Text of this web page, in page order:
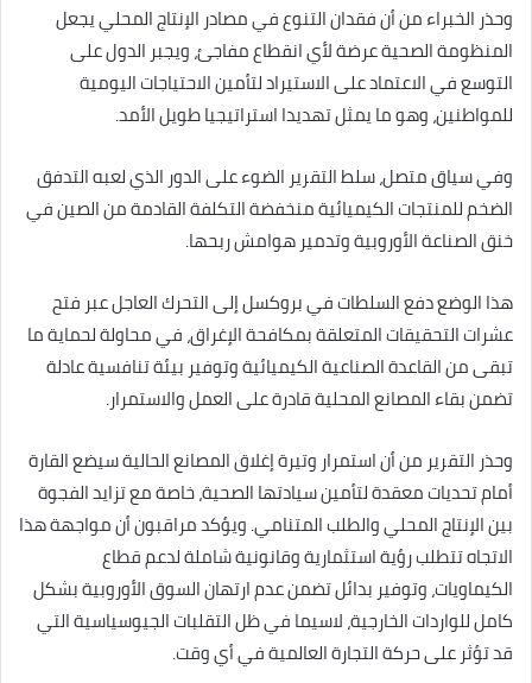
وحذر الخبراء من أن فقدان التنوع في مصادر الإنتاج المحلي يجعل
المنظومة الصحية عرضة لأي انقطاع مفاجئ، ويجبر الدول على
التوسع في الاعتماد على الاستيراد لتأمين الاحتياجات اليومية
للمواطنين، وهو ما يمثل تهديدا استراتيجيا طويل الأمد.
وفي سياق متصل، سلط التقرير الضوء على الدور الذي لعبه التدفق
الضخم للمنتجات الكيميائية منخفضة التكلفة القادمة من الصين في
خنق الصناعة الأوروبية وتدمير هوامش ربحها.
هذا الوضع دفع السلطات في بروكسل إلى التحرك العاجل عبر فتح
عشرات التحقيقات المتعلقة بمكافحة الإغراق، في محاولة لحماية ما
تبقى من القاعدة الصناعية الكيميائية وتوفير بيئة تنافسية عادلة
تضمن بقاء المصانع المحلية قادرة على العمل والاستمرار.
وحذر التقرير من أن استمرار وتيرة إغلاق المصانع الحالية سيضع القارة
أمام تحديات معقدة لتأمين سيادتها الصحية، خاصة مع تزايد الفجوة
بين الإنتاج المحلي والطلب المتنامي. ويؤكد مراقبون أن مواجهة هذا
الاتجاه تتطلب رؤية استثمارية وقانونية شاملة لدعم قطاع
الكيماويات، وتوفير بدائل تضمن عدم ارتهان السوق الأوروبية بشكل
كامل للواردات الخارجية، لاسيما في ظل التقلبات الجيوسياسية التي
قد تؤثر على حركة التجارة العالمية في أي وقت.